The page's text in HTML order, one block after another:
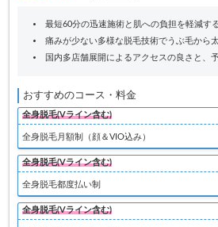
最短60分の迅速施術と肌への負担を軽減す
痛みが少ない多様な脱毛技術でうぶ毛から
国内多店舗展開によるアクセスの良さと、
おすすめのコース・料金
全身脱毛(Vライン含む)
全身脱毛月額制（顔＆VIO込み）
全身脱毛(Vライン含む)
全身脱毛都度払い制
全身脱毛(Vライン含む)